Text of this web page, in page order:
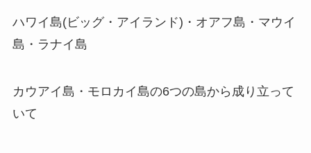
ハワイ島(ビッグ・アイランド)・オアフ島・マウイ
島・ラナイ島
カウアイ島・モロカイ島の6つの島から成り立って
いて